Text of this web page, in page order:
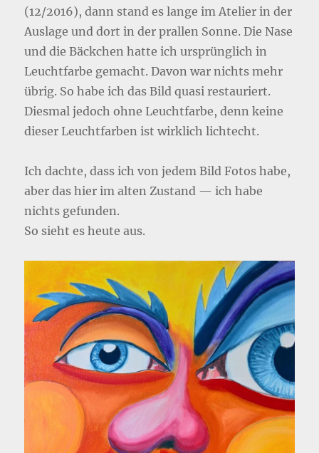
(12/2016), dann stand es lange im Atelier in der
Auslage und dort in der prallen Sonne. Die Nase
und die Bäckchen hatte ich ursprünglich in
Leuchtfarbe gemacht. Davon war nichts mehr
übrig. So habe ich das Bild quasi restauriert.
Diesmal jedoch ohne Leuchtfarbe, denn keine
dieser Leuchtfarben ist wirklich lichtecht.
Ich dachte, dass ich von jedem Bild Fotos habe,
aber das hier im alten Zustand — ich habe
nichts gefunden.
So sieht es heute aus.